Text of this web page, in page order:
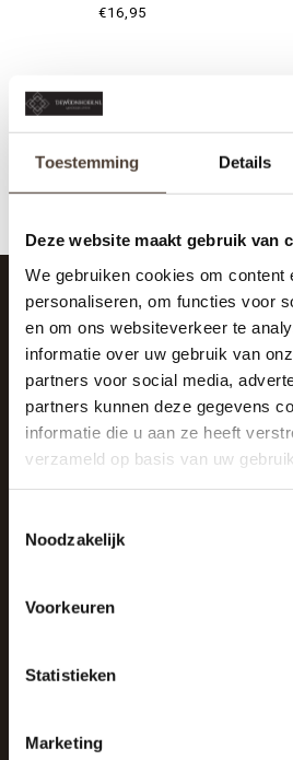
Toestemming Details
Deze website maakt gebruik van
We gebruiken cookies om content
personaliseren, om functies voor
en om ons websiteverkeer te
informatie over uw gebruik van
partners voor social media,
partners kunnen deze gegevens
informatie die u aan ze heeft
verzameld op basis van uw
Noodzakelijk
Voorkeuren
Statistieken
Marketing
SAP
€16,95
SCHRIJF JE IN VOOR
And stay up to date with